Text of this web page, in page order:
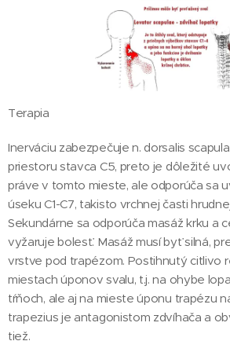
Terapia
Inerváciu zabezpečuje n. dorsalis
priestoru stavca C5, preto je dôležité
práve v tomto mieste, ale odporúča sa
úseku C1-C7, takisto vrchnej časti
Sekundárne sa odporúča masáž krku a
vyžaruje bolesť. Masáž musí byť silná,
vrstve pod trapézom. Postihnutý citlivo
miestach úponov svalu, t.j. na ohybe
tŕňoch, ale aj na mieste úponu trapézu
trapezius je antagonistom zdvíhača a
tiež.